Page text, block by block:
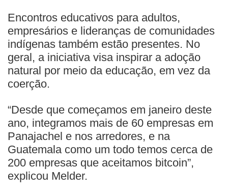
Encontros educativos para adultos,
empresários e lideranças de comunidades
indígenas também estão presentes. No
geral, a iniciativa visa inspirar a adoção
natural por meio da educação, em vez da
coerção.
“Desde que começamos em janeiro deste
ano, integramos mais de 60 empresas em
Panajachel e nos arredores, e na
Guatemala como um todo temos cerca de
200 empresas que aceitamos bitcoin”,
explicou Melder.